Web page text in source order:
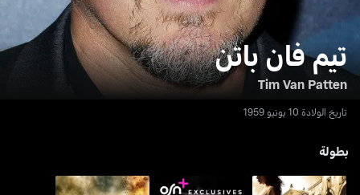
تيم فان باتن
Tim Van Patten
تاريخ الولادة 10 يونيو 1959
بطولة